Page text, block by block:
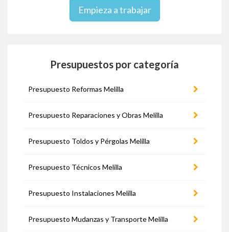
Empieza a trabajar
Presupuestos por categoría
Presupuesto Reformas Melilla
Presupuesto Reparaciones y Obras Melilla
Presupuesto Toldos y Pérgolas Melilla
Presupuesto Técnicos Melilla
Presupuesto Instalaciones Melilla
Presupuesto Mudanzas y Transporte Melilla